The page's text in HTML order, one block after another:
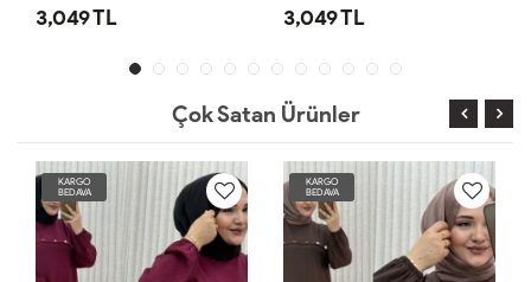
3,049 TL 3,049 TL
Çok Satan Ürünler
KARGO
BEDAVA
KARGO
BEDAVA